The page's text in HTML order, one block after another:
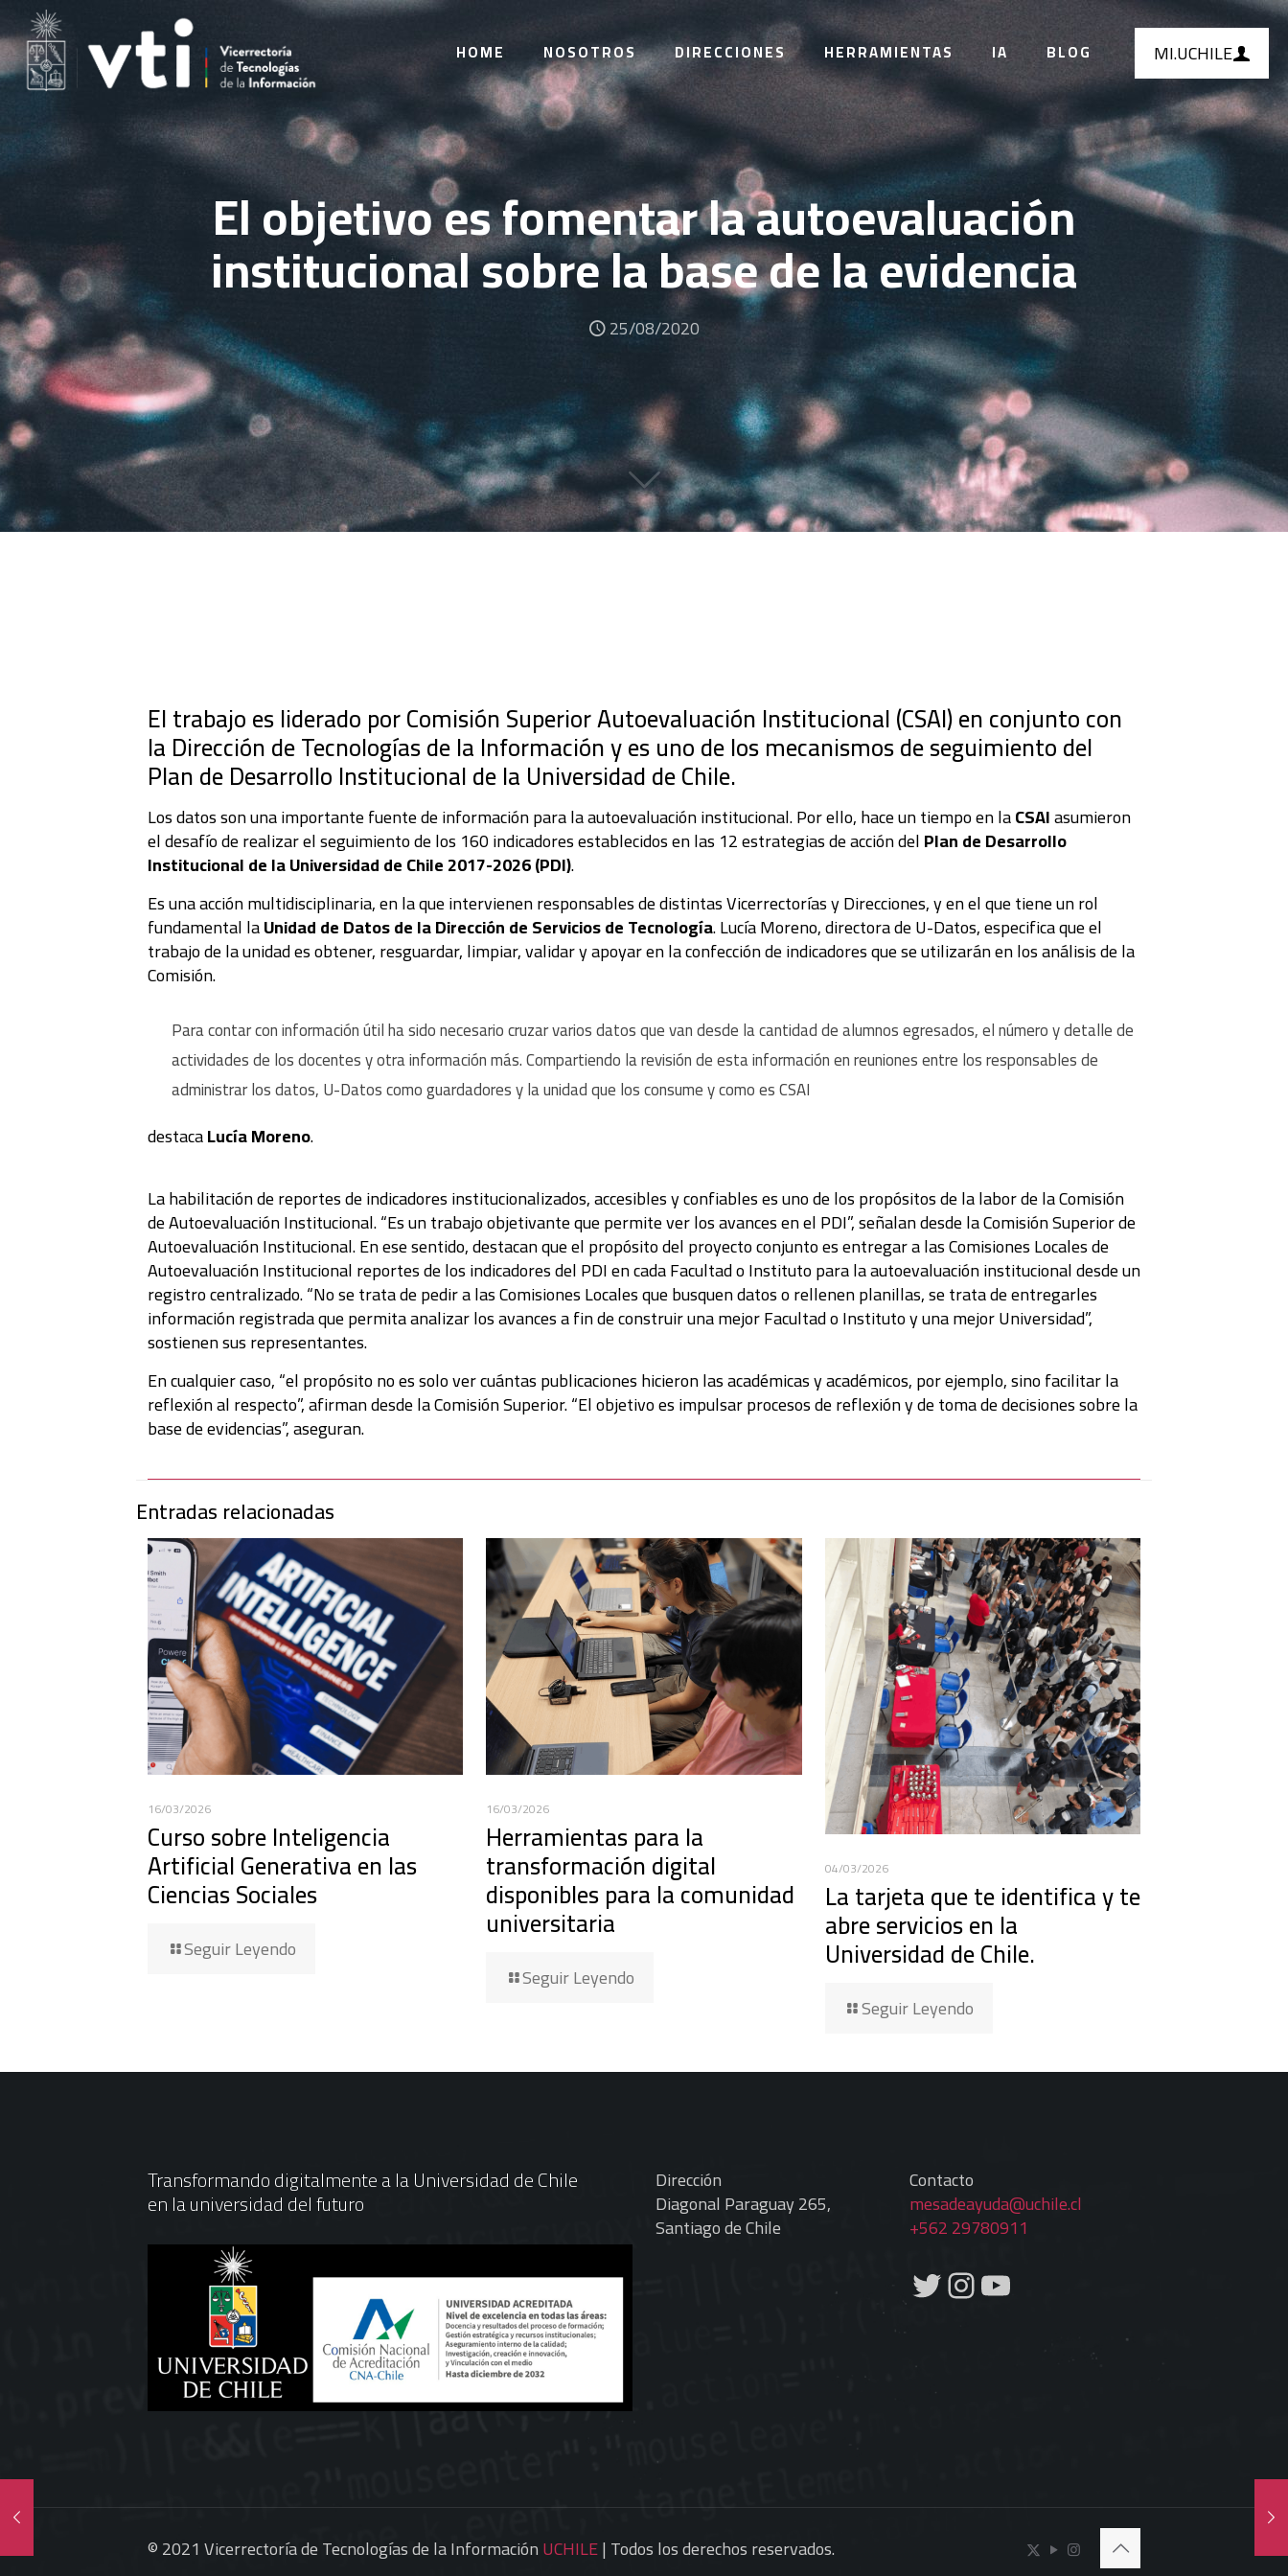
HOME NOSOTROS DIRECCIONES HERRAMIENTAS IA BLOG MI.UCHILE
El objetivo es fomentar la autoevaluación
institucional sobre la base de la evidencia
25/08/2020
El trabajo es liderado por Comisión Superior Autoevaluación Institucional (CSAI) en conjunto con
la Dirección de Tecnologías de la Información y es uno de los mecanismos de seguimiento del
Plan de Desarrollo Institucional de la Universidad de Chile.
Los datos son una importante fuente de información para la autoevaluación institucional. Por ello, hace un tiempo en laCSAIasumieron
el desafío de realizar el seguimiento de los 160 indicadores establecidos en las 12 estrategias de acción delPlan de Desarrollo
Institucional de la Universidad de Chile 2017-2026 (PDI).
Es una acción multidisciplinaria, en la que intervienen responsables de distintas Vicerrectorías y Direcciones, y en el que tiene un rol
fundamental laUnidad de Datos de la Dirección de Servicios de Tecnología. Lucía Moreno, directora de U-Datos, especifica que el
trabajo de la unidad es obtener, resguardar, limpiar, validar y apoyar en la confección de indicadores que se utilizarán en los análisis de la
Comisión.
Para contar con información útil ha sido necesario cruzar varios datos que van desde la cantidad de alumnos egresados, el número y detalle de
actividades de los docentes y otra información más. Compartiendo la revisión de esta información en reuniones entre los responsables de
administrar los datos, U-Datos como guardadores y la unidad que los consume y como es CSAI
destacaLucía Moreno.
La habilitación de reportes de indicadores institucionalizados, accesibles y confiables es uno de los propósitos de la labor de la Comisión
de Autoevaluación Institucional. “Es un trabajo objetivante que permite ver los avances en el PDI”, señalan desde la Comisión Superior de
Autoevaluación Institucional. En ese sentido, destacan que el propósito del proyecto conjunto es entregar a las Comisiones Locales de
Autoevaluación Institucional reportes de los indicadores del PDI en cada Facultad o Instituto para la autoevaluación institucional desde un
registro centralizado. “No se trata de pedir a las Comisiones Locales que busquen datos o rellenen planillas, se trata de entregarles
información registrada que permita analizar los avances a fin de construir una mejor Facultad o Instituto y una mejor Universidad”,
sostienen sus representantes.
En cualquier caso, “el propósito no es solo ver cuántas publicaciones hicieron las académicas y académicos, por ejemplo, sino facilitar la
reflexión al respecto”, afirman desde la Comisión Superior. “El objetivo es impulsar procesos de reflexión y de toma de decisiones sobre la
base de evidencias”, aseguran.
Entradas relacionadas
16/03/2026
Curso sobre Inteligencia
Artificial Generativa en las
Ciencias Sociales
Seguir Leyendo
16/03/2026
Herramientas para la
transformación digital
disponibles para la comunidad
universitaria
Seguir Leyendo
04/03/2026
La tarjeta que te identifica y te
abre servicios en la
Universidad de Chile.
Seguir Leyendo
Transformando digitalmente a la Universidad de Chile
en la universidad del futuro
Dirección
Diagonal Paraguay 265,
Santiago de Chile
Contacto
mesadeayuda@uchile.cl
+562 29780911
Twitter
Instagram
YouTube
© 2021 Vicerrectoría de Tecnologías de la InformaciónUCHILE| Todos los derechos reservados.